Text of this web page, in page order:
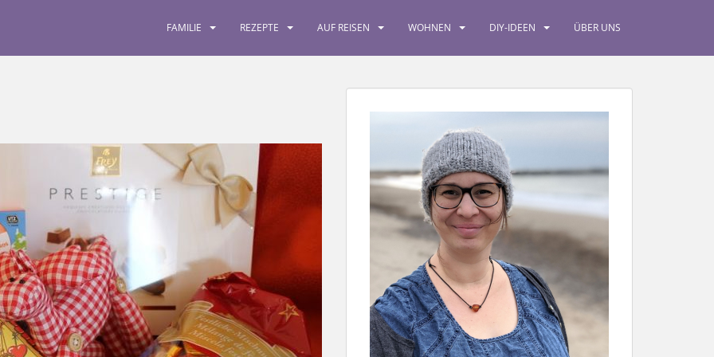
FAMILIE REZEPTE AUF REISEN WOHNEN DIY-IDEEN ÜBER UNS